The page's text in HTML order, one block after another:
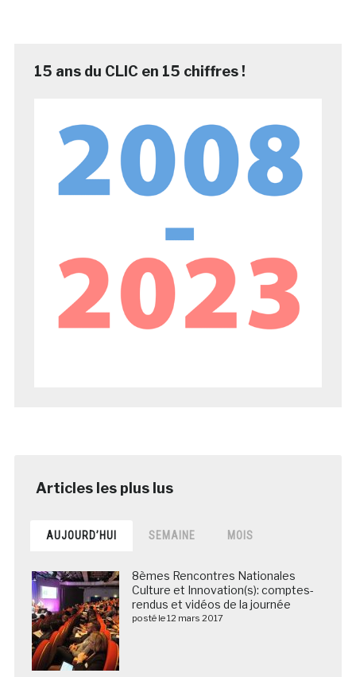
15 ans du CLIC en 15 chiffres !
AUJOURD’HUI SEMAINE MOIS
8èmes Rencontres Nationales
Culture et Innovation(s): comptes-
rendus et vidéos de la journée
posté le 12 mars 2017